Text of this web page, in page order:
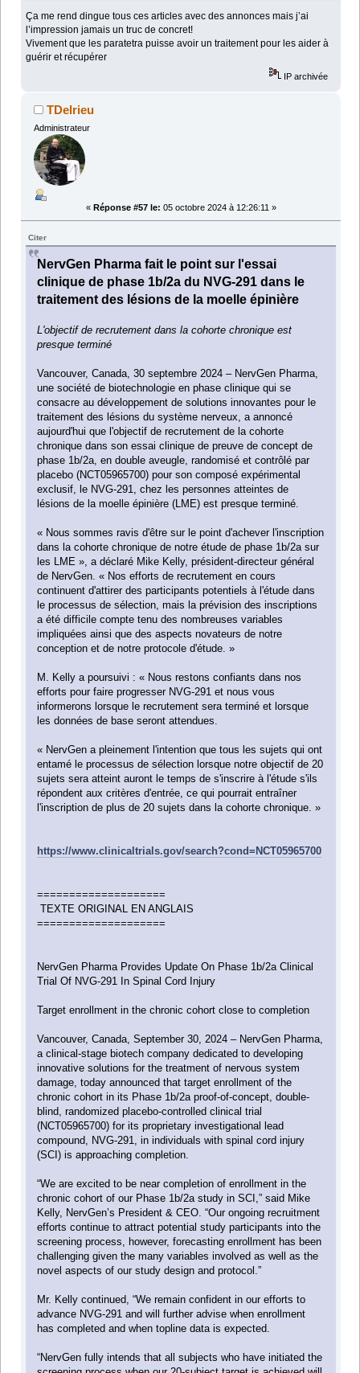
Ça me rend dingue tous ces articles avec des annonces mais j’ai
l’impression jamais un truc de concret!
Vivement que les paratetra puisse avoir un traitement pour les aider à
guérir et récupérer
IP archivée
TDelrieu
Administrateur
« Réponse #57 le: 05 octobre 2024 à 12:26:11 »
Citer
NervGen Pharma fait le point sur l'essai
clinique de phase 1b/2a du NVG-291 dans le
traitement des lésions de la moelle épinière
L'objectif de recrutement dans la cohorte chronique est
presque terminé
Vancouver, Canada, 30 septembre 2024 – NervGen Pharma,
une société de biotechnologie en phase clinique qui se
consacre au développement de solutions innovantes pour le
traitement des lésions du système nerveux, a annoncé
aujourd'hui que l'objectif de recrutement de la cohorte
chronique dans son essai clinique de preuve de concept de
phase 1b/2a, en double aveugle, randomisé et contrôlé par
placebo (NCT05965700) pour son composé expérimental
exclusif, le NVG-291, chez les personnes atteintes de
lésions de la moelle épinière (LME) est presque terminé.
« Nous sommes ravis d'être sur le point d'achever l'inscription
dans la cohorte chronique de notre étude de phase 1b/2a sur
les LME », a déclaré Mike Kelly, président-directeur général
de NervGen. « Nos efforts de recrutement en cours
continuent d'attirer des participants potentiels à l'étude dans
le processus de sélection, mais la prévision des inscriptions
a été difficile compte tenu des nombreuses variables
impliquées ainsi que des aspects novateurs de notre
conception et de notre protocole d'étude. »
M. Kelly a poursuivi : « Nous restons confiants dans nos
efforts pour faire progresser NVG-291 et nous vous
informerons lorsque le recrutement sera terminé et lorsque
les données de base seront attendues.
« NervGen a pleinement l'intention que tous les sujets qui ont
entamé le processus de sélection lorsque notre objectif de 20
sujets sera atteint auront le temps de s'inscrire à l'étude s'ils
répondent aux critères d'entrée, ce qui pourrait entraîner
l'inscription de plus de 20 sujets dans la cohorte chronique. »
https://www.clinicaltrials.gov/search?cond=NCT05965700
====================
TEXTE ORIGINAL EN ANGLAIS
====================
NervGen Pharma Provides Update On Phase 1b/2a Clinical
Trial Of NVG-291 In Spinal Cord Injury
Target enrollment in the chronic cohort close to completion
Vancouver, Canada, September 30, 2024 – NervGen Pharma,
a clinical-stage biotech company dedicated to developing
innovative solutions for the treatment of nervous system
damage, today announced that target enrollment of the
chronic cohort in its Phase 1b/2a proof-of-concept, double-
blind, randomized placebo-controlled clinical trial
(NCT05965700) for its proprietary investigational lead
compound, NVG-291, in individuals with spinal cord injury
(SCI) is approaching completion.
“We are excited to be near completion of enrollment in the
chronic cohort of our Phase 1b/2a study in SCI,” said Mike
Kelly, NervGen’s President & CEO. “Our ongoing recruitment
efforts continue to attract potential study participants into the
screening process, however, forecasting enrollment has been
challenging given the many variables involved as well as the
novel aspects of our study design and protocol.”
Mr. Kelly continued, “We remain confident in our efforts to
advance NVG-291 and will further advise when enrollment
has completed and when topline data is expected.
“NervGen fully intends that all subjects who have initiated the